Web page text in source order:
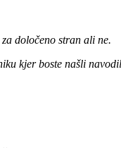
določeno stran ali ne.
kjer boste našli